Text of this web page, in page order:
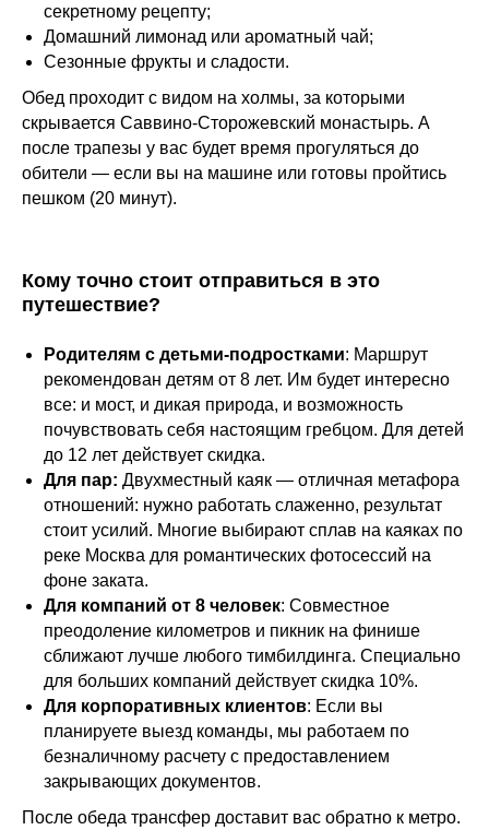
секретному рецепту;
Домашний лимонад или ароматный чай;
Сезонные фрукты и сладости.
Обед проходит с видом на холмы, за которыми
скрывается Саввино-Сторожевский монастырь. А
после трапезы у вас будет время прогуляться до
обители — если вы на машине или готовы пройтись
пешком (20 минут).
Кому точно стоит отправиться в это
путешествие?
Родителям с детьми-подростками: Маршрут
рекомендован детям от 8 лет. Им будет интересно
все: и мост, и дикая природа, и возможность
почувствовать себя настоящим гребцом. Для детей
до 12 лет действует скидка.
Для пар: Двухместный каяк — отличная метафора
отношений: нужно работать слаженно, результат
стоит усилий. Многие выбирают сплав на каяках по
реке Москва для романтических фотосессий на
фоне заката.
Для компаний от 8 человек: Совместное
преодоление километров и пикник на финише
сближают лучше любого тимбилдинга. Специально
для больших компаний действует скидка 10%.
Для корпоративных клиентов: Если вы
планируете выезд команды, мы работаем по
безналичному расчету с предоставлением
закрывающих документов.
После обеда трансфер доставит вас обратно к метро.